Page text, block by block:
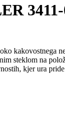
3411-
kakovostnega
steklom na
kjer ura